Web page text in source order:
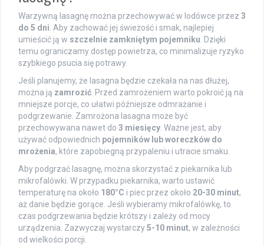
Warzywną lasagnę można przechowywać w lodówce przez 3
do 5 dni. Aby zachować jej świeżość i smak, najlepiej
umieścić ją w szczelnie zamkniętym pojemniku. Dzięki
temu ograniczamy dostęp powietrza, co minimalizuje ryzyko
szybkiego psucia się potrawy.
Jeśli planujemy, że lasagna będzie czekała na nas dłużej,
można ją zamrozić. Przed zamrożeniem warto pokroić ją na
mniejsze porcje, co ułatwi późniejsze odmrażanie i
podgrzewanie. Zamrożona lasagna może być
przechowywana nawet do 3 miesięcy. Ważne jest, aby
używać odpowiednich pojemników lub woreczków do
mrożenia, które zapobiegną przypaleniu i utracie smaku.
Aby podgrzać lasagnę, można skorzystać z piekarnika lub
mikrofalówki. W przypadku piekarnika, warto ustawić
temperaturę na około 180°C i piec przez około 20-30 minut,
aż danie będzie gorące. Jeśli wybieramy mikrofalówkę, to
czas podgrzewania będzie krótszy i zależy od mocy
urządzenia. Zazwyczaj wystarczy5-10 minut, w zależności
od wielkości porcji.